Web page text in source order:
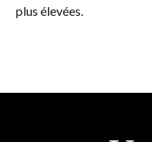
plus élevées.